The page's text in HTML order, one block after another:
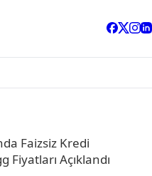
Faizsiz Kredi
Fiyatları Açıklandı